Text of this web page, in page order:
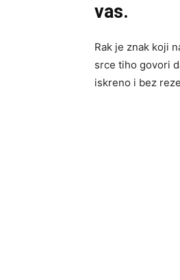
vas.
Rak je znak koji
srce tiho govori
iskreno i bez